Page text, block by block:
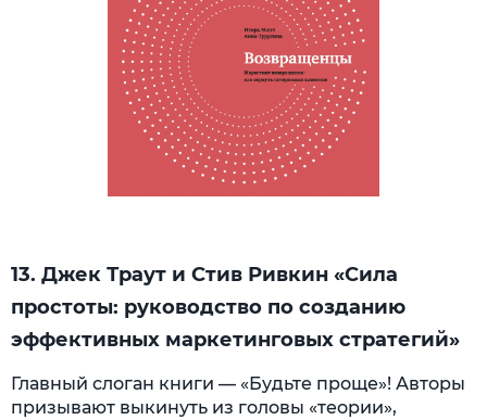
13. Джек Траут и Стив Ривкин «Сила
простоты: руководство по созданию
эффективных маркетинговых стратегий»
Главный слоган книги — «Будьте проще»! Авторы
призывают выкинуть из головы «теории»,